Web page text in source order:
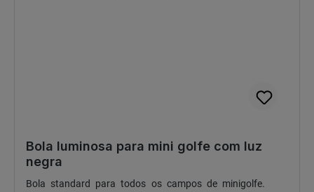
Bola luminosa para mini golfe com luz
negra
Bola standard para todos os campos de minigolfe.